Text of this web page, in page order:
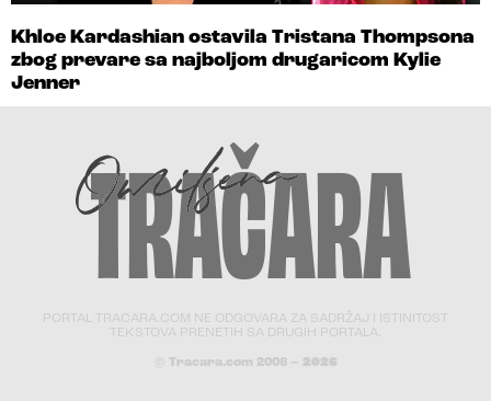
Khloe Kardashian ostavila Tristana Thompsona
zbog prevare sa najboljom drugaricom Kylie
Jenner
PORTAL TRACARA.COM NE ODGOVARA ZA SADRŽAJ I ISTINITOST
TEKSTOVA PRENETIH SA DRUGIH PORTALA.
© Tracara.com 2008 – 2026